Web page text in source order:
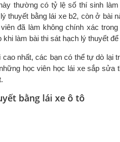
thường có tỷ lệ số thí sinh
thuyết bằng lái xe b2, còn ở bài
đã làm không chính xác
làm bài thi sát hạch lý thuyết
nhất, các bạn có thể tự dò lại
học viên học lái xe sắp sửa
bằng lái xe ô tô